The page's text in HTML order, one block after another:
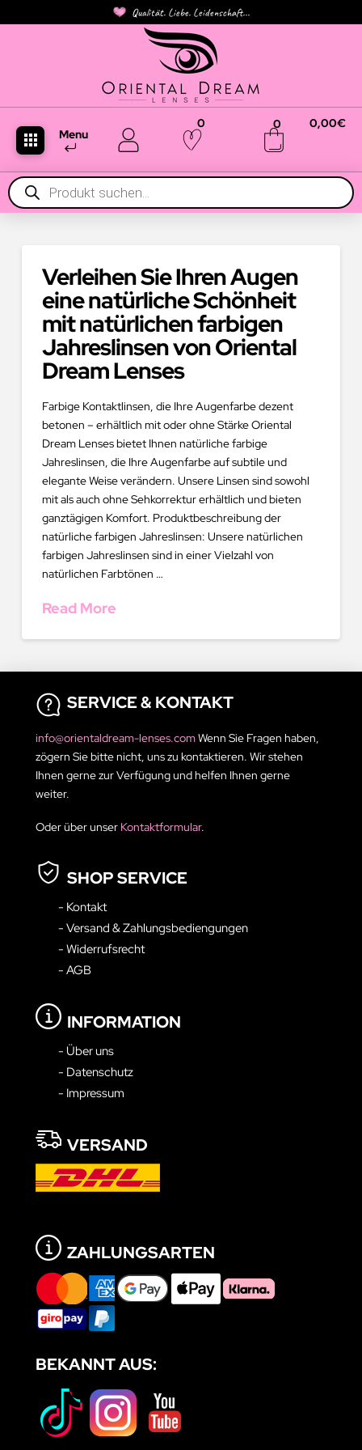
Qualität. Liebe. Leidenschaft...
Menu
0 0 0,00€
Products
search
Verleihen Sie Ihren Augen
eine natürliche Schönheit
mit natürlichen farbigen
Jahreslinsen von Oriental
Dream Lenses
Farbige Kontaktlinsen, die Ihre Augenfarbe dezent
betonen – erhältlich mit oder ohne Stärke Oriental
Dream Lenses bietet Ihnen natürliche farbige
Jahreslinsen, die Ihre Augenfarbe auf subtile und
elegante Weise verändern. Unsere Linsen sind sowohl
mit als auch ohne Sehkorrektur erhältlich und bieten
ganztägigen Komfort. Produktbeschreibung der
natürliche farbigen Jahreslinsen: Unsere natürlichen
farbigen Jahreslinsen sind in einer Vielzahl von
natürlichen Farbtönen …
Read More
SERVICE & KONTAKT
info@orientaldream-lenses.comWenn Sie Fragen haben,
zögern Sie bitte nicht, uns zu kontaktieren. Wir stehen
Ihnen gerne zur Verfügung und helfen Ihnen gerne
weiter.
Oder über unser Kontaktformular.
SHOP SERVICE
- Kontakt
- Versand & Zahlungsbediengungen
- Widerrufsrecht
- AGB
INFORMATION
- Über uns
- Datenschutz
- Impressum
VERSAND
ZAHLUNGSARTEN
BEKANNT AUS: